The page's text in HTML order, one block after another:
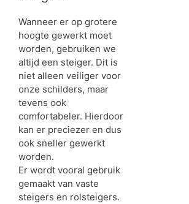
Wanneer er op grotere
hoogte gewerkt moet
worden, gebruiken we
altijd een steiger. Dit is
niet alleen veiliger voor
onze schilders, maar
tevens ook
comfortabeler. Hierdoor
kan er preciezer en dus
ook sneller gewerkt
worden.
Er wordt vooral gebruik
gemaakt van vaste
steigers en rolsteigers.